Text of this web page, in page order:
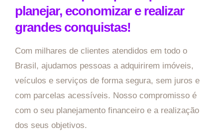
planejar, economizar e realizar
grandes conquistas!
Com milhares de clientes atendidos em todo o
Brasil, ajudamos pessoas a adquirirem imóveis,
veículos e serviços de forma segura, sem juros e
com parcelas acessíveis. Nosso compromisso é
com o seu planejamento financeiro e a realização
dos seus objetivos.